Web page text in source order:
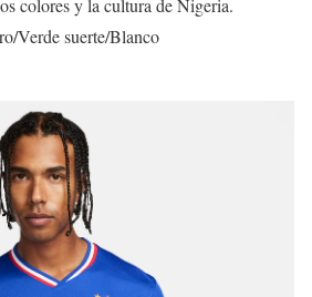
colores y la cultura de Nigeria.
Verde suerte/Blanco